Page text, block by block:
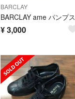
BARCLAY
BARCLAY ame パンプス
¥3,000